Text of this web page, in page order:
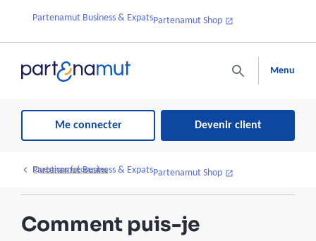
Partenamut Business & ExpatsPartenamut Shop
Menu
Me connecter Devenir client
Partenamut Business & ExpatsPartenamut Shop
Questions fréquentes
Comment puis-je